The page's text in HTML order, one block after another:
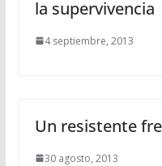
la supervivencia
4 septiembre, 2013
Un resistente
30 agosto, 2013